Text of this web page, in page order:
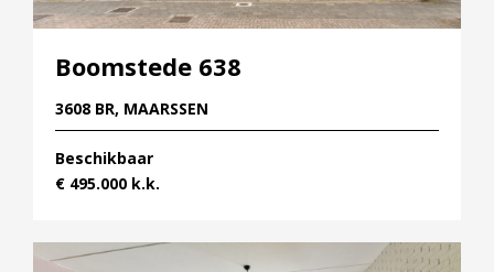
Boomstede 638
3608 BR, MAARSSEN
Beschikbaar
€ 495.000 k.k.